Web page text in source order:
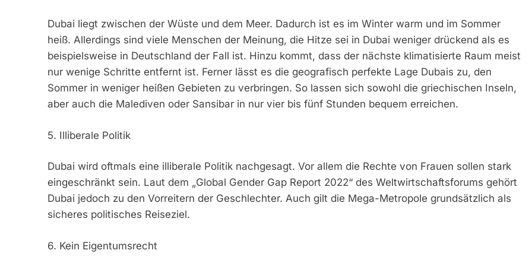
Dubai liegt zwischen der Wüste und dem Meer. Dadurch ist es im Winter warm und im Sommer
heiß. Allerdings sind viele Menschen der Meinung, die Hitze sei in Dubai weniger drückend als es
beispielsweise in Deutschland der Fall ist. Hinzu kommt, dass der nächste klimatisierte Raum meist
nur wenige Schritte entfernt ist. Ferner lässt es die geografisch perfekte Lage Dubais zu, den
Sommer in weniger heißen Gebieten zu verbringen. So lassen sich sowohl die griechischen Inseln,
aber auch die Malediven oder Sansibar in nur vier bis fünf Stunden bequem erreichen.
5. Illiberale Politik
Dubai wird oftmals eine illiberale Politik nachgesagt. Vor allem die Rechte von Frauen sollen stark
eingeschränkt sein. Laut dem „Global Gender Gap Report 2022“ des Weltwirtschaftsforums gehört
Dubai jedoch zu den Vorreitern der Geschlechter. Auch gilt die Mega-Metropole grundsätzlich als
sicheres politisches Reiseziel.
6. Kein Eigentumsrecht